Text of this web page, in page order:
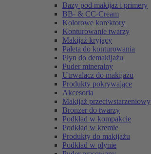
Bazy pod makijaż i primery
BB- & CC-Cream
Kolorowe korektory
Konturowanie twarzy
Makijaż kryjący
Paleta do konturowania
Płyn do demakijażu
Puder mineralny
Utrwalacz do makijażu
Produkty pokrywające
Akcesoria
Makijaż przeciwstarzeniowy
Bronzer do twarzy
Podkład w kompakcie
Podkład w kremie
Produkty do makijażu
Podkład w płynie